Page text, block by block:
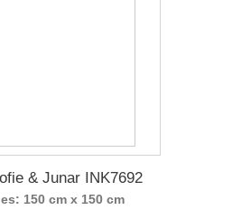
& Junar INK7692
150 cm x 150 cm